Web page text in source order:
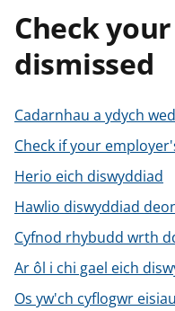
w
Check
dismissed
Cadarnhau a ydych
Check if your
Herio eich diswyddiad
Hawlio diswyddiad
Cyfnod rhybudd wrth
Ar ôl i chi gael eich
Os yw'ch cyflogwr